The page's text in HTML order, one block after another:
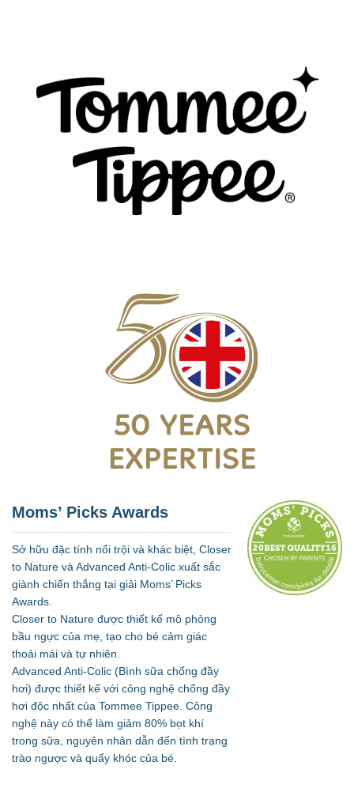
Moms’ Picks Awards
Sở hữu đặc tính nổi trội và khác biệt, Closer
to Nature và Advanced Anti-Colic xuất sắc
giành chiến thắng tại giải Moms’ Picks
Awards.
Closer to Nature được thiết kế mô phỏng
bầu ngực của mẹ, tạo cho bé cảm giác
thoải mái và tự nhiên.
Advanced Anti-Colic (Bình sữa chống đầy
hơi) được thiết kế với công nghệ chống đầy
hơi độc nhất của Tommee Tippee. Công
nghệ này có thể làm giảm 80% bọt khí
trong sữa, nguyên nhân dẫn đến tình trạng
trào ngược và quấy khóc của bé.